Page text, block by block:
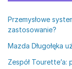
Przemysłowe
zastosowanie?
Mazda Długołęka
Zespół